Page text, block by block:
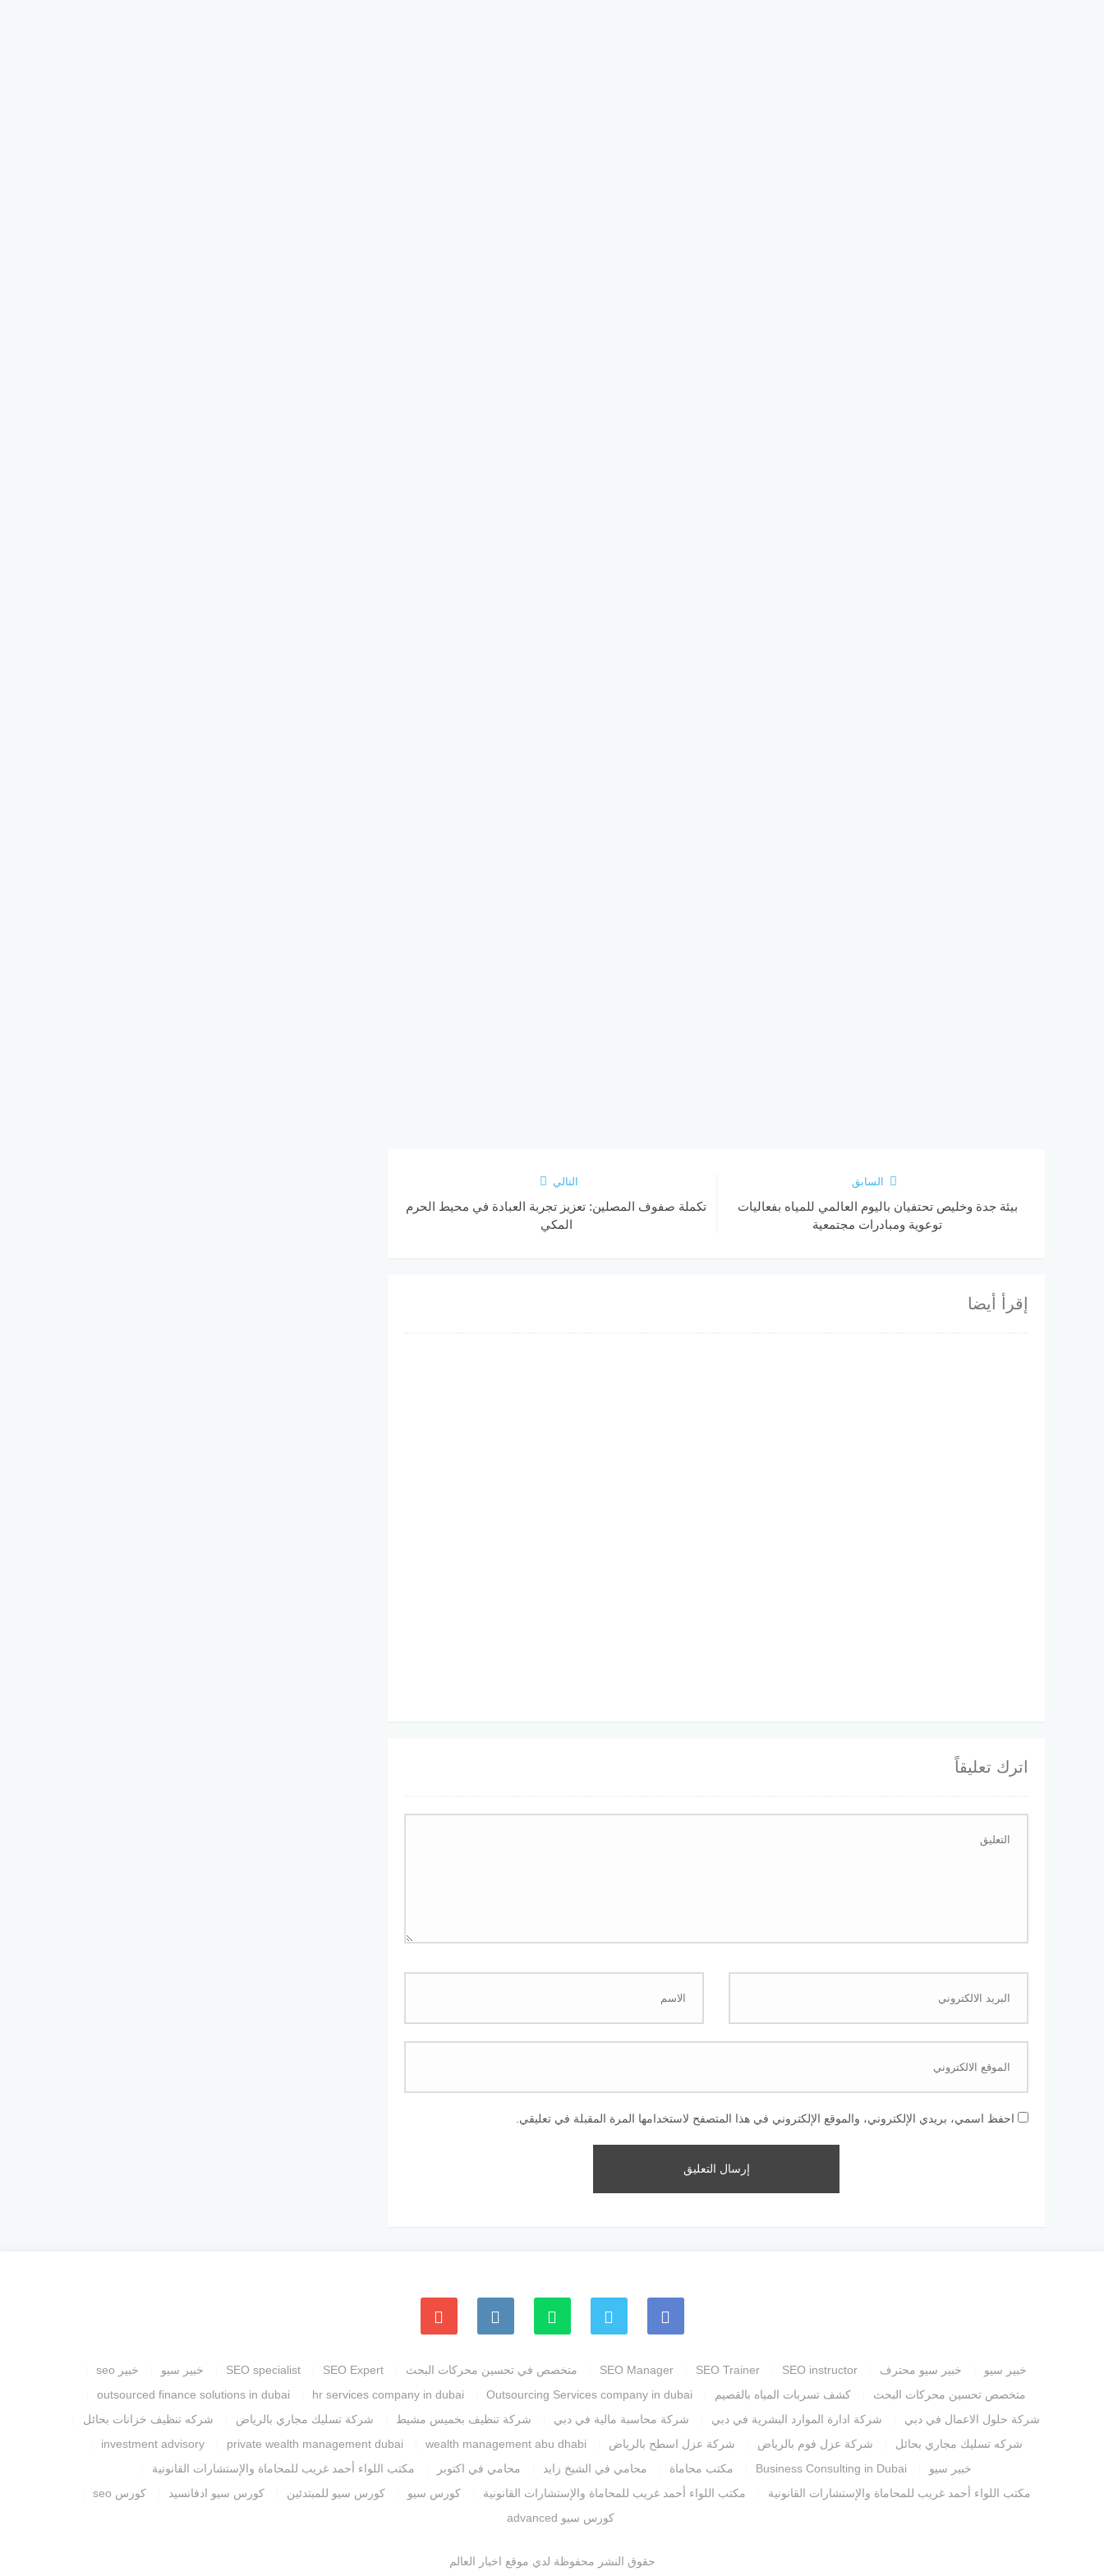
السابق
بيئة جدة وخليص تحتفيان باليوم العالمي للمياه بفعاليات
توعوية ومبادرات مجتمعية
التالي
تكملة صفوف المصلين: تعزيز تجربة العبادة في محيط الحرم
المكي
إقرأ أيضا
اترك تعليقاً
احفظ اسمي، بريدي الإلكتروني، والموقع الإلكتروني في هذا المتصفح لاستخدامها المرة المقبلة في تعليقي.
خبير سيو خبير سيو محترف SEO instructor
SEO Trainer
SEO Manager متخصص في تحسين محركات البحث SEO Expert
SEO specialist خبير سيو
خبير seo
متخصص تحسين محركات البحث
كشف تسربات المياه بالقصيم Outsourcing Services company in dubai
hr services company in dubai
outsourced finance solutions in dubai
شركة حلول الاعمال في دبي
شركة ادارة الموارد البشرية في دبي شركة محاسبة مالية في دبي شركة تنظيف بخميس مشيط شركة تسليك مجاري بالرياض
شركه تنظيف خزانات بحائل
شركه تسليك مجاري بحائل
شركة عزل فوم بالرياض شركة عزل اسطح بالرياض wealth management abu dhabi
private wealth management dubai
investment advisory
خبير سيو
Business Consulting in Dubai مكتب محاماة محامي في الشيخ زايد محامي في اكتوبر
مكتب اللواء أحمد غريب للمحاماة والإستشارات القانونية
مكتب اللواء أحمد غريب للمحاماة والإستشارات القانونية
مكتب اللواء أحمد غريب للمحاماة والإستشارات القانونية كورس سيو كورس سيو للمبتدئين كورس سيو ادفانسيد
كورس seo
كورس سيو advanced
حقوق النشر محفوظة لدي موقع اخبار العالم